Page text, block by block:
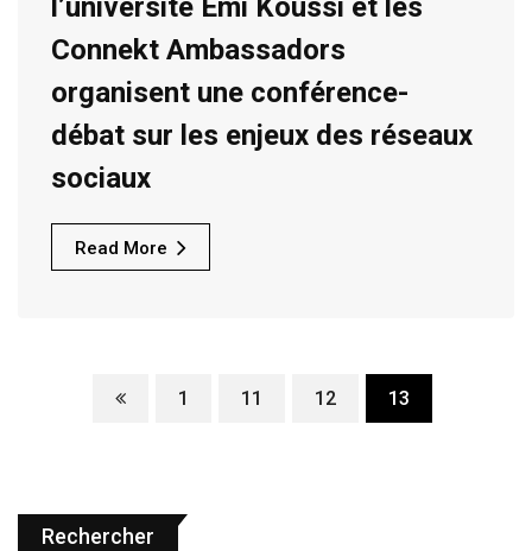
l’université Emi Koussi et les
Connekt Ambassadors
organisent une conférence-
débat sur les enjeux des réseaux
sociaux
Read More
1 11 12 13
Rechercher